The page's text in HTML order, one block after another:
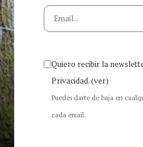
Quiero recibir la
Privacidad.(ver)
Puedes darte de baja en
cada email.